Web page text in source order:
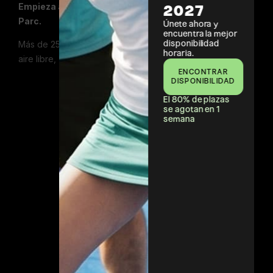
Empieza a sentirte libre y adéntrate en Vall
Parc.
Más de 25 pistas de pádel y tenis, piscina al
aire libre, zona fitness y clases dirigidas.
2027
Únete ahora y
encuentra la mejor
disponibilidad
horaria.
ENCONTRAR
DISPONIBILIDAD
El 80% de plazas
se agotan en 1
semana